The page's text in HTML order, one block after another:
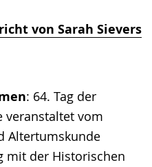
von Sarah Sievers
: 64. Tag der
veranstaltet vom
Altertumskunde
mit der Historischen